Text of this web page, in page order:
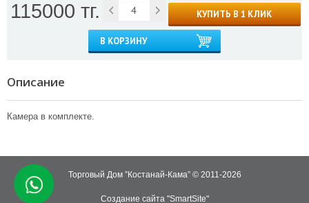
115000 тг. КУПИТЬ В 1 КЛИК
В КОРЗИНУ
Описание
Камера в комплекте.
Торговый Дом ”Костанай-Кама” © 2011-2026
Создание сайта "SmartSite"